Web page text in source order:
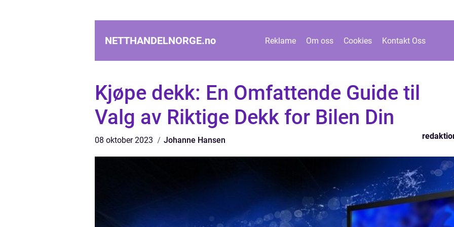
NETTHANDELNORGE.no Reklame Om oss Cookies Kontakt Oss
Kjøpe dekk: En Omfattende Guide til
Valg av Riktige Dekk for Bilen Din
08 oktober 2023 Johanne Hansen